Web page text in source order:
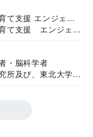
て支援 エンジェル
て支援 エンジェル
・脳科学者
所及び、東北大学大